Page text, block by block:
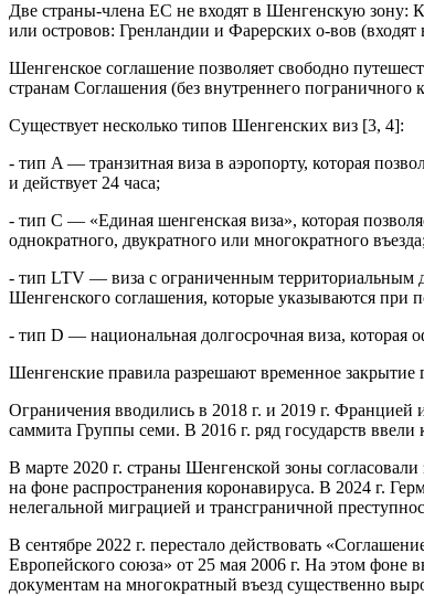
Две страны-члена ЕС не входят в Шенгенскую зону:
или островов: Гренландии и Фарерских о-вов
Шенгенское соглашение позволяет свободно
странам Соглашения (без внутреннего
Существует несколько типов Шенгенских виз [3, 4]:
- тип A — транзитная виза в аэропорту, которая
и действует 24 часа;
- тип C — «Единая шенгенская виза», которая
однократного, двукратного или многократного въезда;
- тип LTV — виза с ограниченным территориальным
Шенгенского соглашения, которые указываются при
- тип D — национальная долгосрочная виза, которая
Шенгенские правила разрешают временное закрытие
Ограничения вводились в 2018 г. и 2019 г. Францией
саммита Группы семи. В 2016 г. ряд государств
В марте 2020 г. страны Шенгенской зоны
на фоне распространения коронавируса. В 2024 г.
нелегальной миграцией и трансграничной
В сентябре 2022 г. перестало действовать
Европейского союза» от 25 мая 2006 г. На этом фоне
документам на многократный въезд существенно